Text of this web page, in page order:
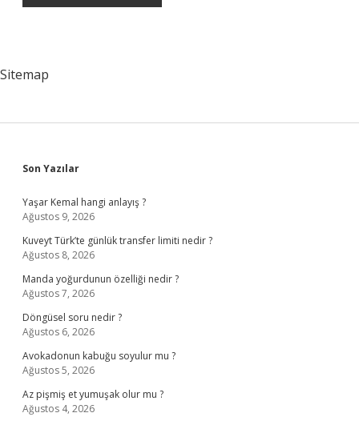
Sitemap
Sidebar
Son Yazılar
Yaşar Kemal hangi anlayış ?
Ağustos 9, 2026
Kuveyt Türk’te günlük transfer limiti nedir ?
Ağustos 8, 2026
Manda yoğurdunun özelliği nedir ?
Ağustos 7, 2026
Döngüsel soru nedir ?
Ağustos 6, 2026
Avokadonun kabuğu soyulur mu ?
Ağustos 5, 2026
Az pişmiş et yumuşak olur mu ?
Ağustos 4, 2026